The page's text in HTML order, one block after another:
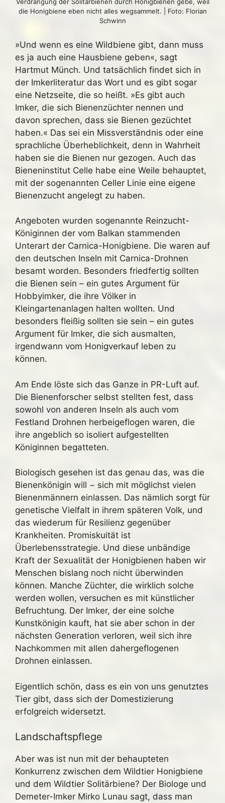
Verdrängung der Solitärbienen durch Honigbienen gebe, weil
die Honigbiene eben nicht alles wegsammelt. | Foto: Florian
Schwinn
»Und wenn es eine Wildbiene gibt, dann muss
es ja auch eine Hausbiene geben«, sagt
Hartmut Münch. Und tatsächlich findet sich in
der Imkerliteratur das Wort und es gibt sogar
eine Netzseite, die so heißt. »Es gibt auch
Imker, die sich Bienenzüchter nennen und
davon sprechen, dass sie Bienen gezüchtet
haben.« Das sei ein Missverständnis oder eine
sprachliche Überheblichkeit, denn in Wahrheit
haben sie die Bienen nur gezogen. Auch das
Bieneninstitut Celle habe eine Weile behauptet,
mit der sogenannten Celler Linie eine eigene
Bienenzucht angelegt zu haben.
Angeboten wurden sogenannte Reinzucht-
Königinnen der vom Balkan stammenden
Unterart der Carnica-Honigbiene. Die waren auf
den deutschen Inseln mit Carnica-Drohnen
besamt worden. Besonders friedfertig sollten
die Bienen sein – ein gutes Argument für
Hobbyimker, die ihre Völker in
Kleingartenanlagen halten wollten. Und
besonders fleißig sollten sie sein – ein gutes
Argument für Imker, die sich ausmalten,
irgendwann vom Honigverkauf leben zu
können.
Am Ende löste sich das Ganze in PR-Luft auf.
Die Bienenforscher selbst stellten fest, dass
sowohl von anderen Inseln als auch vom
Festland Drohnen herbeigeflogen waren, die
ihre angeblich so isoliert aufgestellten
Königinnen begatteten.
Biologisch gesehen ist das genau das, was die
Bienenkönigin will − sich mit möglichst vielen
Bienenmännern einlassen. Das nämlich sorgt für
genetische Vielfalt in ihrem späteren Volk, und
das wiederum für Resilienz gegenüber
Krankheiten. Promiskuität ist
Überlebensstrategie. Und diese unbändige
Kraft der Sexualität der Honigbienen haben wir
Menschen bislang noch nicht überwinden
können. Manche Züchter, die wirklich solche
werden wollen, versuchen es mit künstlicher
Befruchtung. Der Imker, der eine solche
Kunstkönigin kauft, hat sie aber schon in der
nächsten Generation verloren, weil sich ihre
Nachkommen mit allen dahergeflogenen
Drohnen einlassen.
Eigentlich schön, dass es ein von uns genutztes
Tier gibt, dass sich der Domestizierung
erfolgreich widersetzt.
Landschaftspflege
Aber was ist nun mit der behaupteten
Konkurrenz zwischen dem Wildtier Honigbiene
und dem Wildtier Solitärbiene? Der Biologe und
Demeter-Imker Mirko Lunau sagt, dass man